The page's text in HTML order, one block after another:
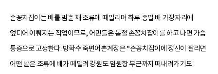
손꽁치잡이는 배를 멈춘 채 조류에 떼밀리며 하루 종일 배 가장자리에
엎디어 이뤄지는 작업이므로, 어민들은 봄철 손꽁치잡이를 하고 나면 가슴
통증으로 고생한다. 방학수 죽변어촌계장은 “손꽁치잡이에 정신이 팔리면
어떤 날은 조류에 배가 떼밀려 강원도 임원항 부근까지 떠내려가기도